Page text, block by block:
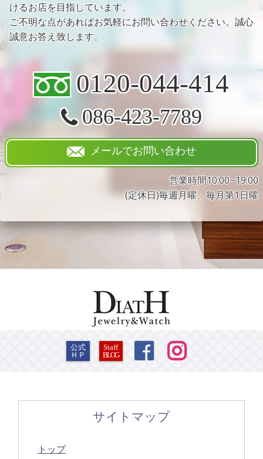
けるお店を目指しています。
ご不明な点があればお気軽にお問い合わせください。誠心
誠意お答え致します。
0120-044-414
086-423-7789
メールでお問い合わせ
営業時間10:00~19:00
(定休日)毎週月曜、毎月第1日曜
公式
ＨＰ
Staff
BLOG
 
サイトマップ
トップ